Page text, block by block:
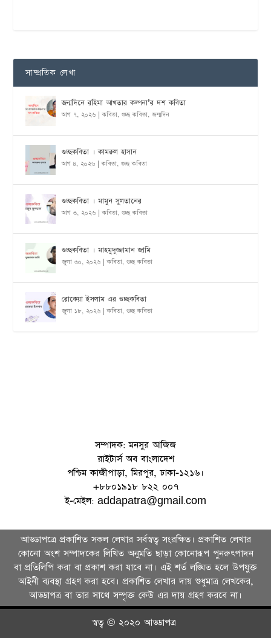
সাম্প্রতিক লেখা
জন্মদিনে রহিমা আখতার কল্পনা’র দশ কবিতা
আগ ৭, ২০২৬ |কবিতা,গুচ্ছ কবিতা,জন্মদিন
গুচ্ছকবিতা । কামরুল হাসান
আগ ৪, ২০২৬ |কবিতা,গুচ্ছ কবিতা
গুচ্ছকবিতা । মামুন সুলতানের
আগ ৩, ২০২৬ |কবিতা,গুচ্ছ কবিতা
গুচ্ছকবিতা । মাহমুদুজ্জামান জামি
জুলা ৩০, ২০২৬ |কবিতা,গুচ্ছ কবিতা
রোকেয়া ইসলাম এর গুচ্ছকবিতা
জুলা ১৮, ২০২৬ |কবিতা,গুচ্ছ কবিতা
সম্পাদক: মনসুর আজিজ
রাইটার্স অব বাংলাদেশ
পশ্চিম কাজীপাড়া, মিরপুর, ঢাকা-১২১৬।
+৮৮০১৯১৮ ৮২২ ০০৭
ই-মেইল: addapatra@gmail.com
আড্ডাপত্রে প্রকাশিত সকল লেখার সর্বস্বত্ব সংরক্ষিত। প্রকাশিত লেখার
কোনো অংশ সম্পাদকের লিখিত অনুমতি ছাড়া কোনোরূপ পুনরুৎপাদন
বা প্রতিলিপি করা বা প্রকাশ করা যাবে না। এই শর্ত লঙ্ঘিত হলে উপযুক্ত
আইনী ব্যবস্থা গ্রহণ করা হবে। প্রকাশিত লেখার দায় শুধুমাত্র লেখকের,
আড্ডাপত্র বা তার সা‌থে সম্পৃক্ত কেউ এর দায় গ্রহণ করবে না।
স্বত্ব © ২০২০ আড্ডাপত্র